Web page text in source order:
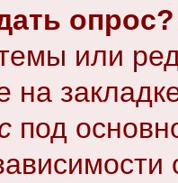
опрос?
или
на
под